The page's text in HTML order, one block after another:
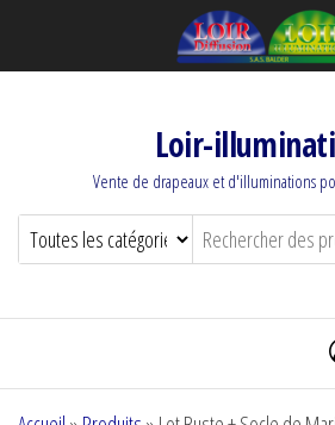
Loir-
Vente de drapeaux et d'illuminations